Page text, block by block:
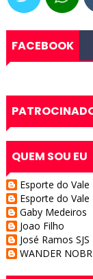
FACEBOOK
QUEM SOU EU
Esporte do Vale
Esporte do Vale
Gaby Medeiros
Joao Filho
José Ramos SJS
WANDER